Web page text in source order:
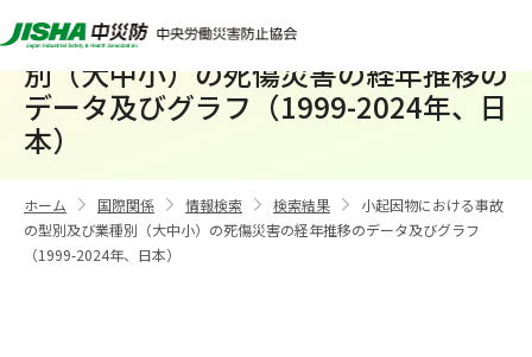
小起因物における事故の型別及び業種
別（大中小）の死傷災害の経年推移の
データ及びグラフ（1999-2024年、日
本）
ホーム >国際関係 >情報検索 >検索結果 >小起因物における事故
の型別及び業種別（大中小）の死傷災害の経年推移のデータ及びグラフ
（1999-2024年、日本）